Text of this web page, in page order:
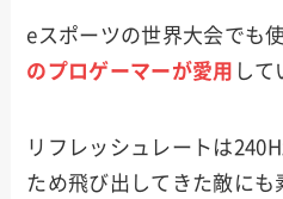
eスポーツの世界大会でも
のプロゲーマーが愛用 して
リフレッシュレートは
ため飛び出してきた敵にも